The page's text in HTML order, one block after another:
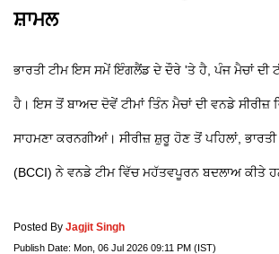
ਸ਼ਾਮਲ
ਭਾਰਤੀ ਟੀਮ ਇਸ ਸਮੇਂ ਇੰਗਲੈਂਡ ਦੇ ਦੌਰੇ 'ਤੇ ਹੈ, ਪੰਜ ਮੈਚਾਂ ਦੀ
ਹੈ। ਇਸ ਤੋਂ ਬਾਅਦ ਦੋਵੇਂ ਟੀਮਾਂ ਤਿੰਨ ਮੈਚਾਂ ਦੀ ਵਨਡੇ ਸੀਰੀਜ਼
ਸਾਹਮਣਾ ਕਰਨਗੀਆਂ। ਸੀਰੀਜ਼ ਸ਼ੁਰੂ ਹੋਣ ਤੋਂ ਪਹਿਲਾਂ,
(BCCI) ਨੇ ਵਨਡੇ ਟੀਮ ਵਿੱਚ ਮਹੱਤਵਪੂਰਨ ਬਦਲਾਅ ਕੀਤੇ
Posted By Jagjit Singh
Publish Date: Mon, 06 Jul 2026 09:11 PM (IST)